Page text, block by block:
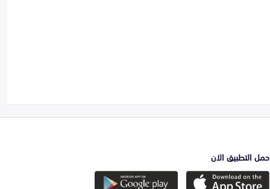
حمل التطبيق الان